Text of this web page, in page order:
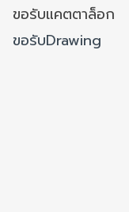
ขอรับแคตตาล็อก
ขอรับDrawing